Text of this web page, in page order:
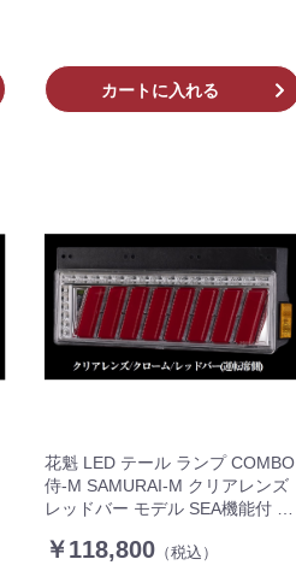
カートに入れる
花魁 LED テール ランプ COMBO
侍-M SAMURAI-M クリアレンズ
レッドバー モデル SEA機能付 LR
準適合品 OCSN-CCR-M2SEA ト
￥118,800（税込）